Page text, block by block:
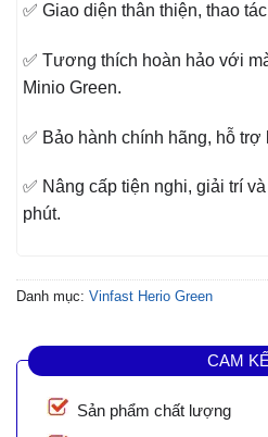
✅ Giao diện thân thiện, thao
✅ Tương thích hoàn hảo với
Minio Green.
✅ Bảo hành chính hãng, hỗ trợ
✅ Nâng cấp tiện nghi, giải trí
phút.
Danh mục: Vinfast Herio Green
CAM
Sản phẩm chất lượng